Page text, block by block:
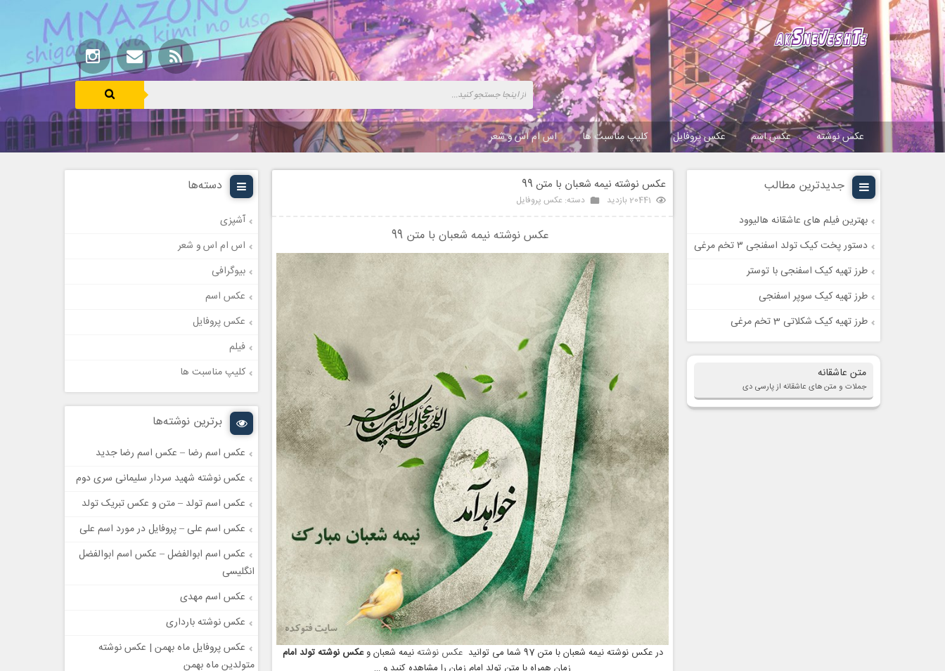
عکس نوشته عکس اسم عکس پروفایل کلیپ مناسبت ها اس ام اس و شعر
جدیدترین مطالب
بهترین فیلم های عاشقانه هالیوود
دستور پخت کیک تولد اسفنجی ۳ تخم مرغی
طرز تهیه کیک اسفنجی با توستر
طرز تهیه کیک سوپر اسفنجی
طرز تهیه کیک شکلاتی 3 تخم مرغی
متن عاشقانه
جملات و متن های عاشقانه از پارسی دی
عکس نوشته نیمه شعبان با متن 99
20441 بازدید دسته: عکس پروفایل
عکس نوشته نیمه شعبان با متن 99
در عکس نوشته نیمه شعبان با متن 97 شما می توانید عکس نوشته نیمه شعبان و عکس نوشته تولد امام
زمان همراه با متن تولد امام زمان را مشاهده کنید و …
دسته‌ها
آشپزی
اس ام اس و شعر
بیوگرافی
عکس اسم
عکس پروفایل
فیلم
کلیپ مناسبت ها
برترین نوشته‌ها
عکس اسم رضا – عکس اسم رضا جدید
عکس نوشته شهید سردار سلیمانی سری دوم
عکس اسم تولد – متن و عکس تبریک تولد
عکس اسم علی – پروفایل در مورد اسم علی
عکس اسم ابوالفضل – عکس اسم ابوالفضل
انگلیسی
عکس اسم مهدی
عکس نوشته بارداری
عکس پروفایل ماه بهمن | عکس نوشته
متولدین ماه بهمن